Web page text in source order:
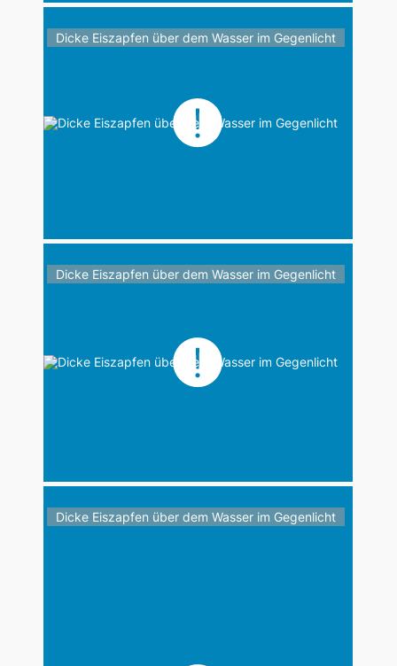
Dicke Eiszapfen über dem Wasser im Gegenlicht
Dicke Eiszapfen über dem Wasser im Gegenlicht
Dicke Eiszapfen über dem Wasser im Gegenlicht